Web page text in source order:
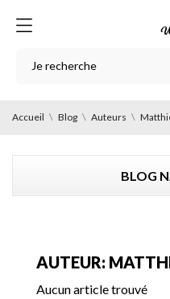
Accueil Blog Auteurs
BLOG
AUTEUR:
Aucun article trouvé